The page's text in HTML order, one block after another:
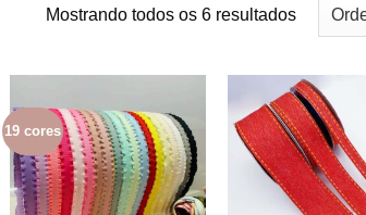
Mostrando todos os 6 resultados
19 cores